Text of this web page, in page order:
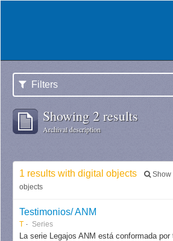
Filters
Showing 2 results
Archival description
1 results with digital objects
Show
objects
Testimonios/ ANM
T Series
La serie Legajos ANM está conformada